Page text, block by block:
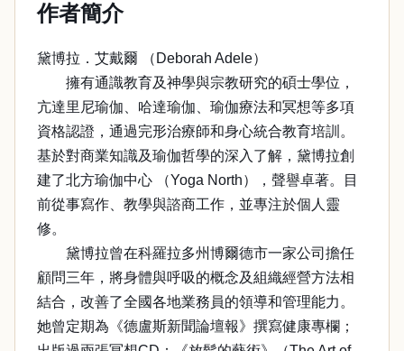
作者簡介
黛博拉．艾戴爾 （Deborah Adele）
擁有通識教育及神學與宗教研究的碩士學位，
亢達里尼瑜伽、哈達瑜伽、瑜伽療法和冥想等多項
資格認證，通過完形治療師和身心統合教育培訓。
基於對商業知識及瑜伽哲學的深入了解，黛博拉創
建了北方瑜伽中心 （Yoga North），聲譽卓著。目
前從事寫作、教學與諮商工作，並專注於個人靈
修。
黛博拉曾在科羅拉多州博爾德市一家公司擔任
顧問三年，將身體與呼吸的概念及組織經營方法相
結合，改善了全國各地業務員的領導和管理能力。
她曾定期為《德盧斯新聞論壇報》撰寫健康專欄；